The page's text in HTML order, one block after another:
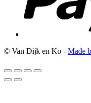
© Van Dijk en Ko - Made